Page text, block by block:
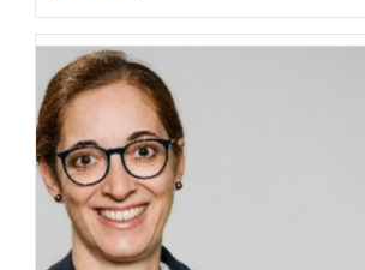
Macht
Executive
Isolation:
Die
Besondere
Rolle
Des
Executive
Coachs
Als
„Hofnarr“